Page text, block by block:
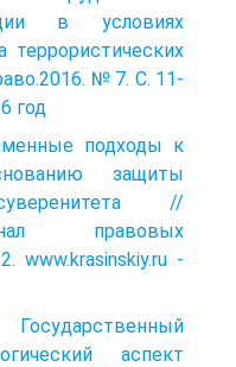
в условиях
№ 7. С. 11-
год
подходы к
защиты
//
правовых
www.krasinskiy.ru -
аспект